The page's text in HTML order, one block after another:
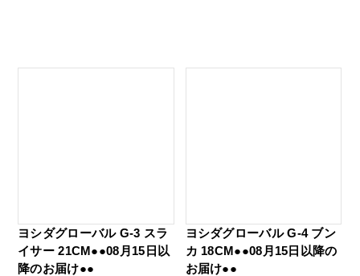
ヨシダグローバル G-3 スラ
イサー 21CM●●08月15日以
降のお届け●●
ヨシダグローバル G-4 ブン
カ 18CM●●08月15日以降の
お届け●●